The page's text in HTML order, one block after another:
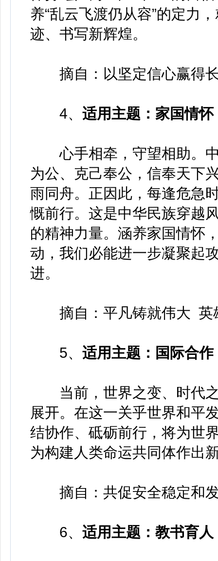
养“乱云飞渡仍从容”的定力
迹、书写新辉煌。
摘自：以坚定信心赢得
4、 适用主题：家国情怀
心手相牵，守望相助。中
为公、克己奉公，信奉天下
雨同舟。正因此，每逢危急
慨前行。这是中华民族穿越
的精神力量。涵养家国情怀
动，我们必能进一步凝聚起
进。
摘自：平凡铸就伟大 英
5、 适用主题：国际合作
当前，世界之变、时代之
展开。在这一关乎世界和平
结协作、砥砺前行，将为世
为构建人类命运共同体作出
摘自：共促安全稳定和
6、 适用主题：教书育人